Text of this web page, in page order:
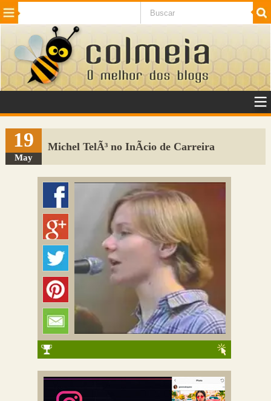
Beleza Cinema e TV
Internet Jogos NotÃ­cias SaÃºde
VeÃ­culos Adulto
Sugerir Link
Adicionar Blog
Colmeia Exchange
19
May
Michel TelÃ³ no InÃ­cio de Carreira